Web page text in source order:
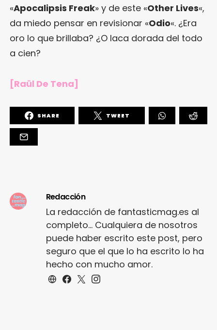
«Apocalipsis Freak» y de este «Other Lives«,
da miedo pensar en revisionar «Odio«. ¿Era
oro lo que brillaba? ¿O laca dorada del todo
a cien?
[Raül De Tena]
SHARE TWEET
Redacción
La redacción de fantasticmag.es al
completo... Cualquiera de nosotros
puede haber escrito este post, pero
seguro que el que lo ha escrito lo ha
hecho con mucho amor.